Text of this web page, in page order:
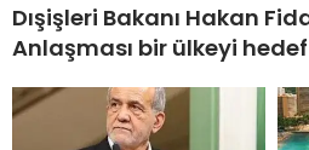
Dışişleri Bakanı Hakan
Anlaşması bir ülkeyi